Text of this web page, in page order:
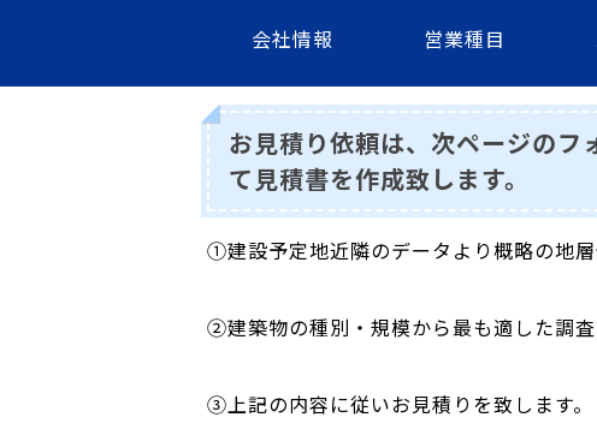
会社情報 営業種目
お見積り依頼は、次ページのフ
て見積書を作成致します。
①建設予定地近隣のデータより概略の地層
②建築物の種別・規模から最も適した調
③上記の内容に従いお見積りを致します。